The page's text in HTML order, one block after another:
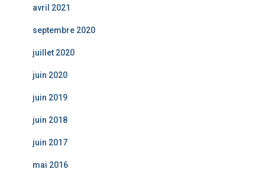
avril 2021
septembre 2020
juillet 2020
juin 2020
juin 2019
juin 2018
juin 2017
mai 2016